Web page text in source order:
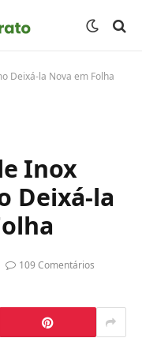
Deixá-la Nova em Folha
Inox
Deixá-la
109 Comentários